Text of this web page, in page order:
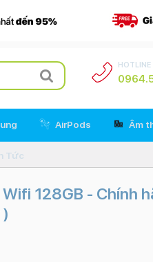
HOTLINE
AirPods Âm
Tức
128GB - Chính